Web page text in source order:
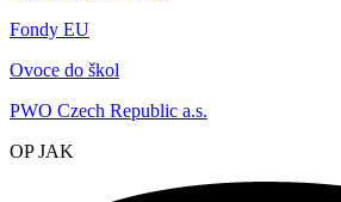
Fondy EU
Ovoce do škol
PWO Czech Republic a.s.
OP JAK